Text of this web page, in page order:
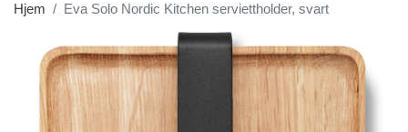
Hjem Eva Solo Nordic Kitchen serviettholder, svart